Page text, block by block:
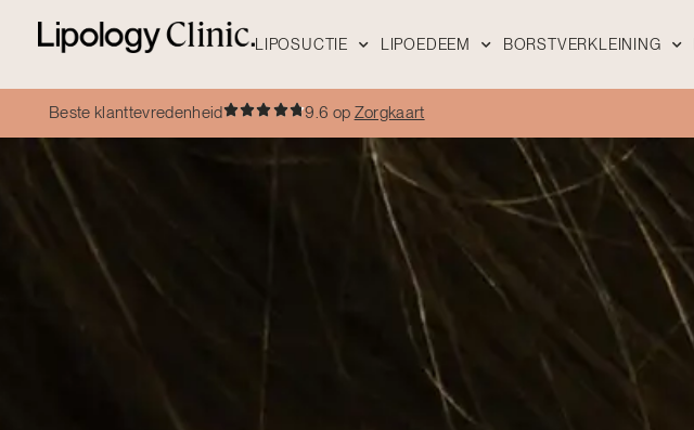
LIPOSUCTIE LIPOEDEEM BORSTVERKLEINING
Beste klanttevredenheid 9.6 op Zorgkaart